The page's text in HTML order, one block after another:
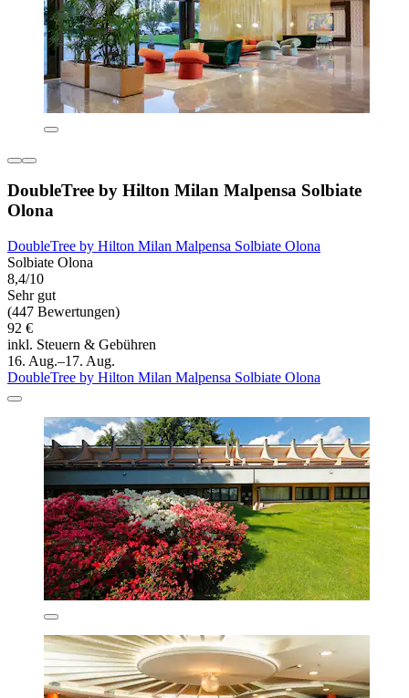
DoubleTree by Hilton Milan Malpensa Solbiate
Olona
DoubleTree by Hilton Milan Malpensa Solbiate Olona
Solbiate Olona
8,4/10
Sehr gut
(447 Bewertungen)
92 €
inkl. Steuern & Gebühren
16. Aug.–17. Aug.
DoubleTree by Hilton Milan Malpensa Solbiate Olona